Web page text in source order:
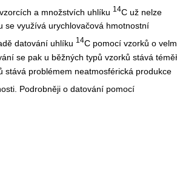
a množstvích uhlíku 14C už nelze
se využívá urychlovačová hmotnostní
datování uhlíku 14C pomocí vzorků o
se pak u běžných typů vzorků stává
problémem neatmosférická produkce
Podrobněji o datování pomocí